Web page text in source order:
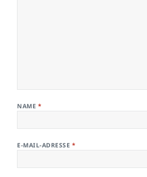
NAME *
E-MAIL-ADRESSE *